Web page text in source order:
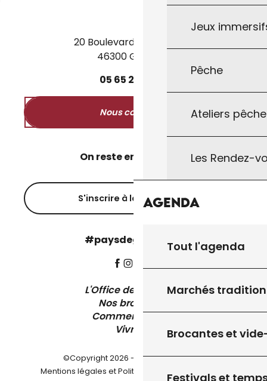
Jeux
Pêche
Ateliers
Les Rendez-
Agenda
Tout l'agenda
Marchés
Brocantes et
Festivals et
20 Boulevard des Martyrs
46300 Gourdon
05 65 27
Nous contacter
On reste en contact ?
S'inscrire à la newsletter
#paysdegourdon !
L'Office de Tourisme
Nos brochures
Comment venir ?
Vivre ici
©Copyright 2026 - Pays de Gourdon
Mentions légales et Politique de confidentialité